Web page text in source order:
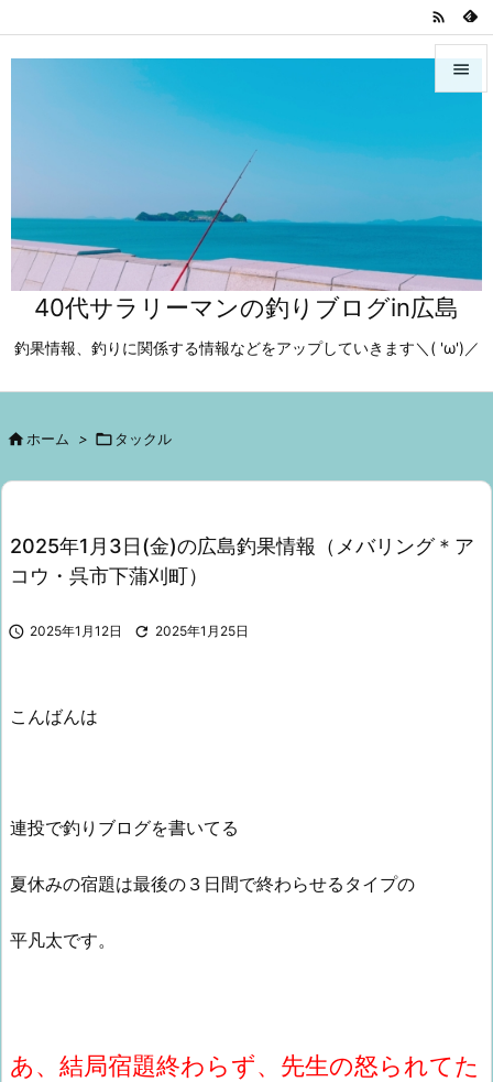
40代サラリーマンの釣りブログin広島
釣果情報、釣りに関係する情報などをアップしていきます＼( 'ω')／



次へ


 ホーム >  タックル
2025年1月3日(金)の広島釣果情報（メバリング＊ア
コウ・呉市下蒲刈町）
 2025年1月12日  2025年1月25日
こんばんは
連投で釣りブログを書いてる
夏休みの宿題は最後の３日間で終わらせるタイプの
平凡太です。
あ、結局宿題終わらず、先生の怒られてた